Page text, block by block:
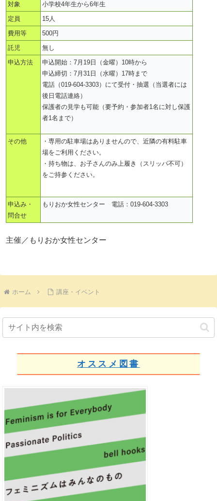
対象
小学校4年生から6年生
定員
15人
費用等
500円
託児
無し
申込方法
申込開始：7月19日（金曜）10時から
申込締切：7月31日（水曜）17時まで
電話（019-604-3303）にて受付・抽選（当選者には
後日電話連絡）
保護者の見学も可能（要予約・参加者1名に対し保護
者1名まで）
その他
・専用の駐車場はありませんので、近隣の有料駐車
場をご利用ください。
・持ち物は、お子さんのみ上履き（スリッパ不可）
をご持参ください。
申込み・
問合せ
もりおか女性センター 電話：019-604-3303
主催／もりおか女性センター
ホーム 講座・イベント
オススメ図書